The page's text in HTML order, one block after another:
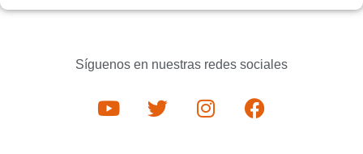
Síguenos en nuestras redes sociales